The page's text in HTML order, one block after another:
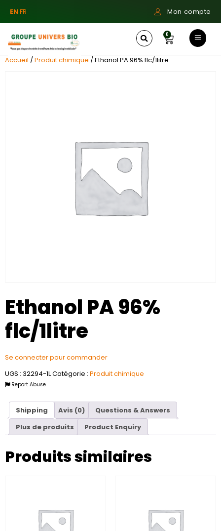
ENFR Mon compte
0
Accueil /Produit chimique / Ethanol PA 96% flc/1litre
Ethanol PA 96%
flc/1litre
Se connecter pour commander
UGS : 32294-1LCatégorie : Produit chimique
Report Abuse
Shipping Avis (0)
Questions & Answers
Plus de produits
Product Enquiry
Produits similaires